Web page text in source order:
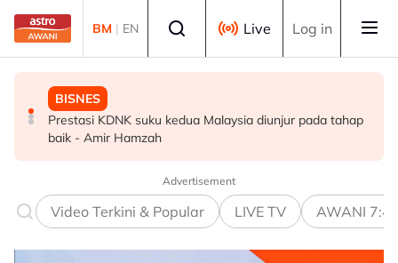
Skip to main content
BM | EN Live Log in
BISNES
Prestasi KDNK suku kedua Malaysia diunjur pada tahap
baik - Amir Hamzah
MALAYSIA
PDRM perkasa kawalan sempadan dengan AI, dron
MALAYSIA
Sabah pergiat usaha diplomatik, yakinkan misi asing
keselamatan ESSZone
Advertisement
Video Terkini & Popular LIVE TV AWANI